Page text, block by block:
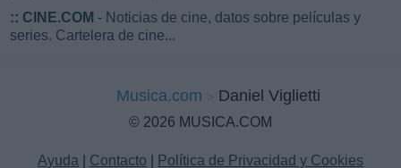
:: CINE.COM - Noticias de cine, datos sobre películas y
series. Cartelera de cine...
Musica.com Daniel Viglietti
© 2026 MUSICA.COM
Ayuda Contacto Política de Privacidad y Cookies